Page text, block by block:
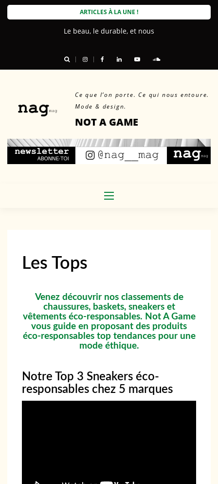
Skip
ARTICLES À LA UNE !
Le beau, le durable, et nous
Ce que l’on porte. Ce qui nous entoure.
Mode & design.
NOT A GAME
Les Tops
Venez découvrir nos classements de
chaussures, baskets, sneakers et
vêtements éco-responsables. Not A Game
vous guide en proposant des produits
éco-responsables top tendances pour une
mode éthique.
Notre Top 3 Sneakers éco-
responsables chez 5 marques